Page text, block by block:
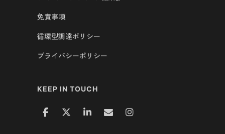
免責事項
循環型調達ポリシー
プライバシーポリシー
KEEP IN TOUCH